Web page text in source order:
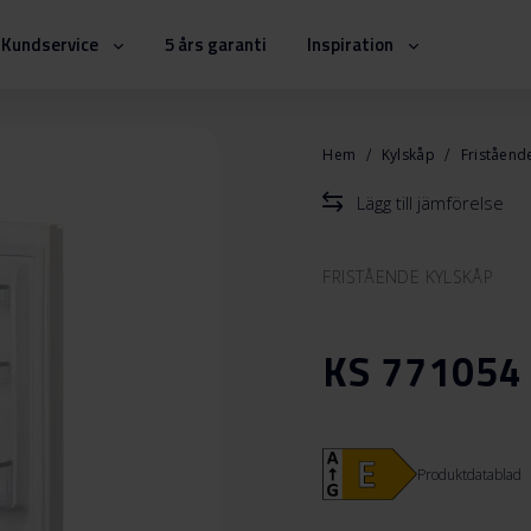
Kundservice 5 års garanti Inspiration
Hem Kylskåp
Lägg till jämförelse
FRISTÅENDE KYLSKÅP
KS 771054
Produktdatablad